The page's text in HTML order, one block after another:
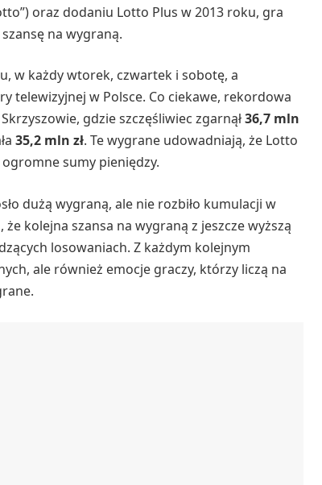
oraz dodaniu Lotto Plus w 2013 roku, gra
na wygraną.
w każdy wtorek, czwartek i sobotę, a
telewizyjnej w Polsce. Co ciekawe, rekordowa
gdzie szczęśliwiec zgarnął36,7 mln
35,2 mln zł. Te wygrane udowadniają, że Lotto
sumy pieniędzy.
dużą wygraną, ale nie rozbiło kumulacji w
kolejna szansa na wygraną z jeszcze wyższą
losowaniach. Z każdym kolejnym
ale również emocje graczy, którzy liczą na